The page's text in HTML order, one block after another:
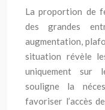
La proportion de
des grandes
augmentation,
situation révèle
uniquement sur
souligne la
favoriser l’accès